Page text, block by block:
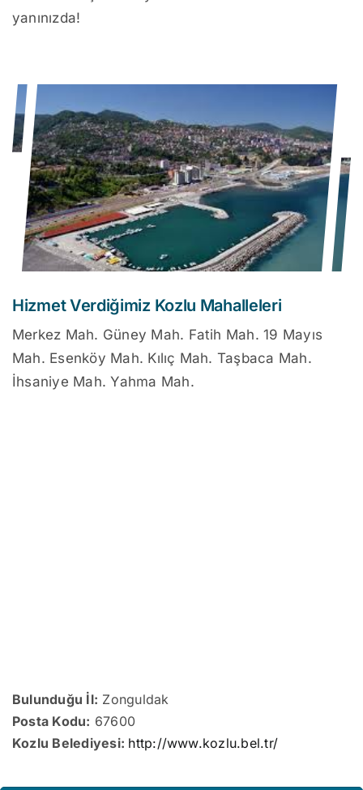
yanınızda!
Hizmet Verdiğimiz Kozlu Mahalleleri
Merkez Mah. Güney Mah. Fatih Mah. 19 Mayıs
Mah. Esenköy Mah. Kılıç Mah. Taşbaca Mah.
İhsaniye Mah. Yahma Mah.
Bulunduğu İl: Zonguldak
Posta Kodu: 67600
Kozlu Belediyesi: http://www.kozlu.bel.tr/